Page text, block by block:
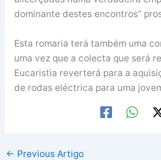
dominante destes encontros”
Esta romaria terá também uma
uma vez que a colecta que será
Eucaristia reverterá para a
de rodas eléctrica para uma
← Previous Artigo